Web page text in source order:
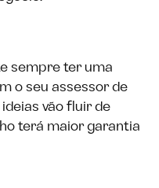
sempre ter uma
o seu assessor de
vão fluir de
terá maior garantia